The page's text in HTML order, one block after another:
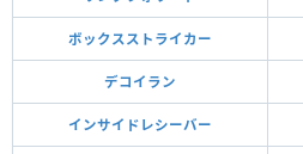
ボックスストライカー
デコイラン
インサイドレシーバー